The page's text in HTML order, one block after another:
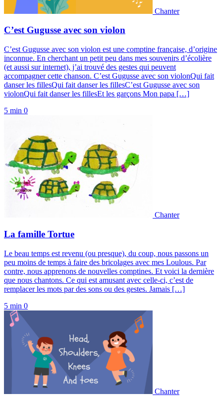
Chanter
C’est Gugusse avec son violon
C’est Gugusse avec son violon est une comptine française, d’origine
inconnue. En cherchant un petit peu dans mes souvenirs d’écolière
(et aussi sur internet), j’ai trouvé des gestes qui peuvent
accompagner cette chanson. C’est Gugusse avec son violonQui fait
danser les fillesQui fait danser les fillesC’est Gugusse avec son
violonQui fait danser les fillesEt les garçons Mon papa […]
5 min 0
Chanter
La famille Tortue
Le beau temps est revenu (ou presque), du coup, nous passons un
peu moins de temps à faire des bricolages avec mes Loulous. Par
contre, nous apprenons de nouvelles comptines. Et voici la dernière
que nous chantons. Ce qui est amusant avec celle-ci, c’est de
remplacer les mots par des sons ou des gestes. Jamais […]
5 min 0
Chanter